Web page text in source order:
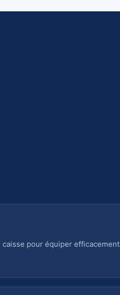
pour équiper efficacement